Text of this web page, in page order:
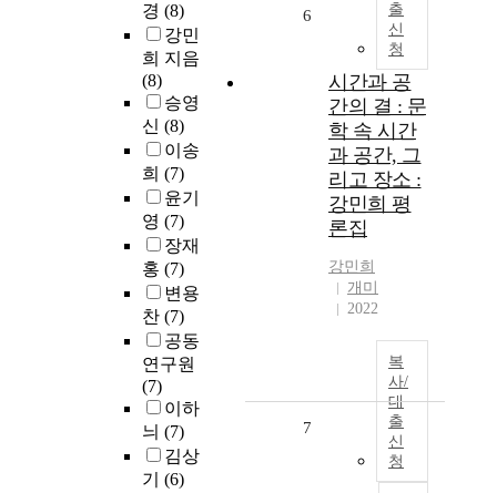
경 (8)
강민
희 지음
(8)
승영
신 (8)
이송
희 (7)
윤기
영 (7)
장재
홍 (7)
변용
찬 (7)
공동
연구원
(7)
이하
늬 (7)
김상
기 (6)
출
신
청
6
시간과 공
간의 결 : 문
학 속 시간
과 공간, 그
리고 장소 :
강민희 평
론집
강민희
개미
2022
복
사/
대
출
신
청
7